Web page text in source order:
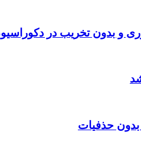
و بدون تخریب در